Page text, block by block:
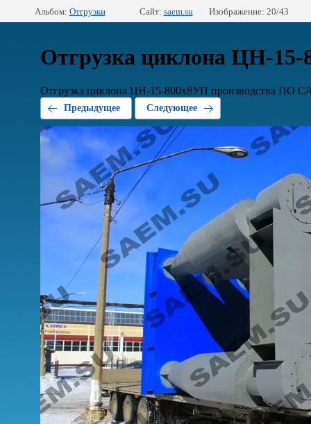
Альбом: Отгрузки Сайт: saem.su Изображение: 20/43
Отгрузка циклона ЦН-
Отгрузка циклона ЦН-15-800х8УП производства ПО
Предыдущее Следующее